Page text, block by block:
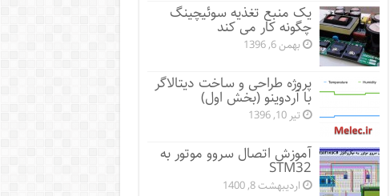
یک منبع تغذیه سوئیچینگ
چگونه کار می کند
بهمن 6, 1396
پروژه طراحی و ساخت دیتالاگر
با آردوینو (بخش اول)
تیر 10, 1396
آموزش اتصال سروو موتور به
STM32
اردیبهشت 8, 1400